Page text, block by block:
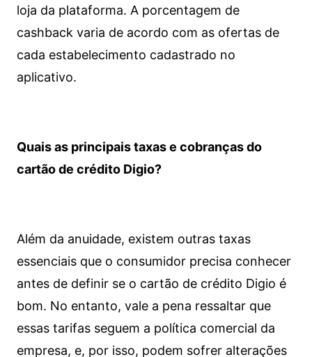
loja da plataforma. A porcentagem de
cashback varia de acordo com as ofertas de
cada estabelecimento cadastrado no
aplicativo.
Quais as principais taxas e cobranças do
cartão de crédito Digio?
Além da anuidade, existem outras taxas
essenciais que o consumidor precisa conhecer
antes de definir se o cartão de crédito Digio é
bom. No entanto, vale a pena ressaltar que
essas tarifas seguem a política comercial da
empresa, e, por isso, podem sofrer alterações